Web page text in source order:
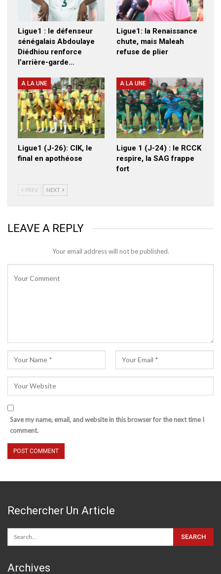
Ligue1 : le défenseur
sénégalais Abdoulaye
Diédhiou renforce
l’arrière-garde…
Ligue1: la Renaissance
chute, mais Maleah
refuse de plier
A LA UNE
Ligue1 (J-26): CIK, le
final en apothéose
A LA UNE
Ligue 1 (J-24) : le RCCK
respire, la SAG frappe
fort
PREV NEXT
LEAVE A REPLY
Your email address will not be published.
Save my name, email, and website in this browser for the next time I
comment.
Rechercher Un Article
Archives